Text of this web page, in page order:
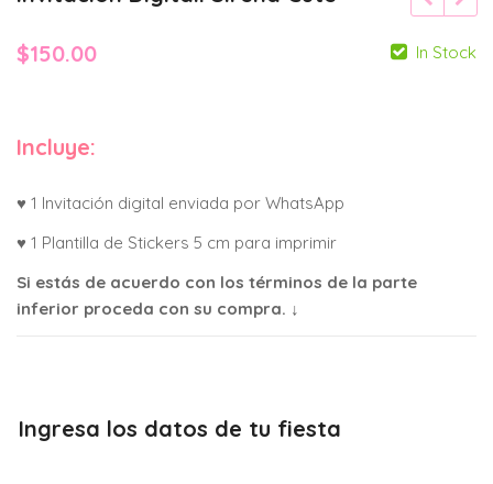
$150.00 In Stock
Incluye:
♥ 1 Invitación digital enviada por WhatsApp
♥ 1 Plantilla de Stickers 5 cm para imprimir
Si estás de acuerdo con los términos de la parte
inferior proceda con su compra. ↓
Ingresa los datos de tu fiesta